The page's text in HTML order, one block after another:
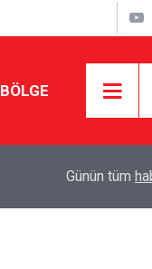
BÖLGE
Metiner’denGünün tüm